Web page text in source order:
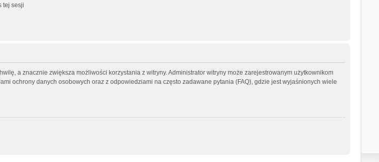
tej sesji
a znacznie zwiększa możliwości korzystania z witryny. Administrator witryny może zarejestrowanym użytkownikom
ochrony danych osobowych oraz z odpowiedziami na często zadawane pytania (FAQ), gdzie jest wyjaśnionych wiele